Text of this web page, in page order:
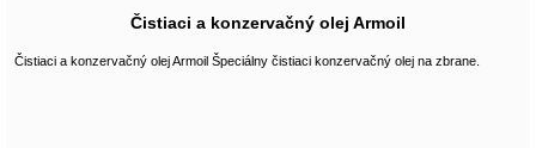
Čistiaci a konzervačný olej Armoil
Čistiaci a konzervačný olej Armoil Špeciálny čistiaci konzervačný olej na zbrane.